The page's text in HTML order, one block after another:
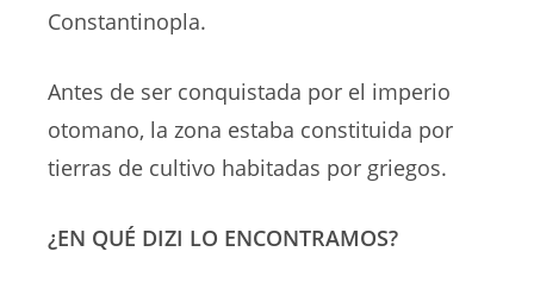
Constantinopla.
Antes de ser conquistada por el imperio
otomano, la zona estaba constituida por
tierras de cultivo habitadas por griegos.
¿EN QUÉ DIZI LO ENCONTRAMOS?